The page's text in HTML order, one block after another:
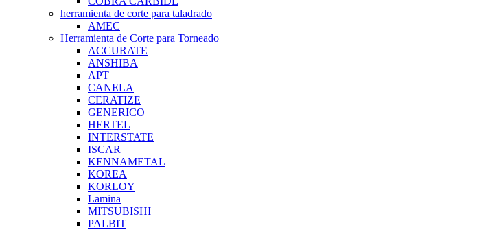
herramienta de corte para taladrado
AMEC
Herramienta de Corte para Torneado
ACCURATE
ANSHIBA
APT
CANELA
CERATIZE
GENERICO
HERTEL
INTERSTATE
ISCAR
KENNAMETAL
KOREA
KORLOY
Lamina
MITSUBISHI
PALBIT